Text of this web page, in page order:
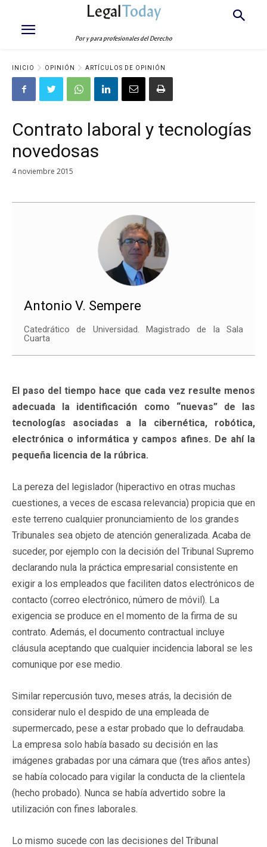
LegalToday
Por y para profesionales del Derecho
INICIO OPINIÓN ARTÍCULOS DE OPINIÓN
Contrato laboral y tecnologías
novedosas
4 noviembre 2015
Antonio V. Sempere
Catedrático de Universidad. Magistrado de la Sala
Cuarta
El paso del tiempo hace que cada vez resulte menos
adecuada la identificación como “nuevas” de las
tecnologías asociadas a la cibernética, robótica,
electrónica o informática y campos afines. De ahí la
pequeña licencia de la rúbrica.
La pereza del legislador (hiperactivo en otras muchas
cuestiones, a veces de escasa relevancia) propicia que en
este terreno cualquier pronunciamiento de los grandes
Tribunales sea objeto de atención generalizada. Acaba de
suceder, por ejemplo con la decisión del Tribunal Supremo
declarando nula la práctica empresarial consistente en
exigir a los empleados que faciliten datos electrónicos de
contacto (correo electrónico, número de móvil). La
exigencia se produce en el momento de la firma de su
contrato. Además, el documento contractual incluye
cláusula aceptando que cualquier incidencia laboral se les
comunique por ese medio.
Similar repercusión tuvo, meses atrás, la decisión de
considerar nulo el despido de una empleada de
supermercado, pese a estar probado que lo defraudaba.
La empresa solo había basado su decisión en las
imágenes grabadas por una cámara que (tres años antes)
se había colocado para vigilar la conducta de la clientela
(hecho probado). Nunca se había advertido sobre la
utilización con fines laborales.
Lo mismo sucede con las decisiones del Tribunal